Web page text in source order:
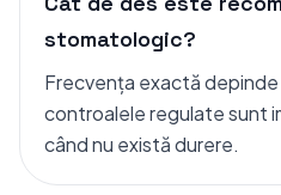
stomatologic?
Frecvența exactă depinde
controalele regulate sunt
când nu există durere.